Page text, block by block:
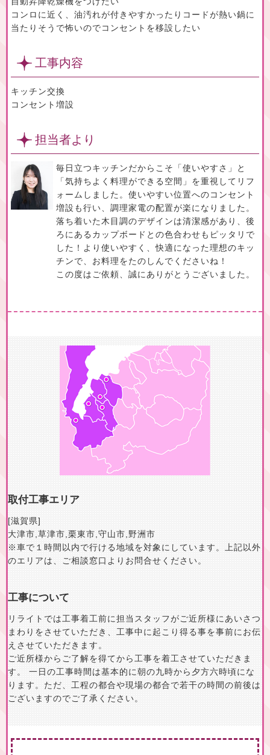
コンロに近く、油汚れが付きやすかったりコードが熱い鍋に
当たりそうで怖いのでコンセントを移設したい
工事内容
キッチン交換
コンセント増設
担当者より
毎日立つキッチンだからこそ「使いやすさ」と
「気持ちよく料理ができる空間」を重視してリフ
ォームしました。使いやすい位置へのコンセント
増設も行い、調理家電の配置が楽になりました。
落ち着いた木目調のデザインは清潔感があり、後
ろにあるカップボードとの色合わせもピッタリで
した！より使いやすく、快適になった理想のキッ
チンで、お料理をたのしんでくださいね！
この度はご依頼、誠にありがとうございました。
取付工事エリア
[滋賀県]
大津市,草津市,栗東市,守山市,野洲市
※車で１時間以内で行ける地域を対象にしています。上記以外
のエリアは、ご相談窓口よりお問合せください。
工事について
リライトでは工事着工前に担当スタッフがご近所様にあいさつ
まわりをさせていただき、工事中に起こり得る事を事前にお伝
えさせていただきます。
ご近所様からご了解を得てから工事を着工させていただきま
す。 一日の工事時間は基本的に朝の九時から夕方六時頃にな
ります。ただ、工程の都合や現場の都合で若干の時間の前後は
ございますのでご了承ください。